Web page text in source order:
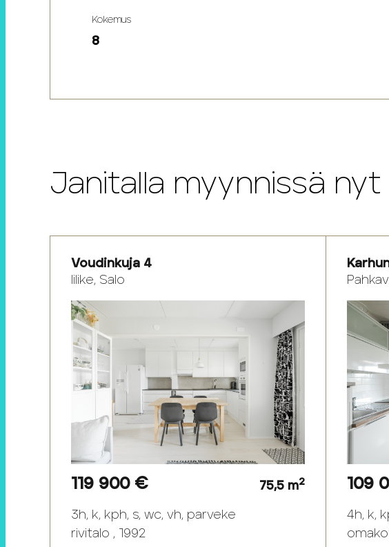
Kokemus
8
Janitalla myynnissä nyt
Voudinkuja 4
Iilike, Salo
119 900 € 75,5 m2
3h, k, kph, s, wc, vh, parveke
rivitalo , 1992
109
4h, k,